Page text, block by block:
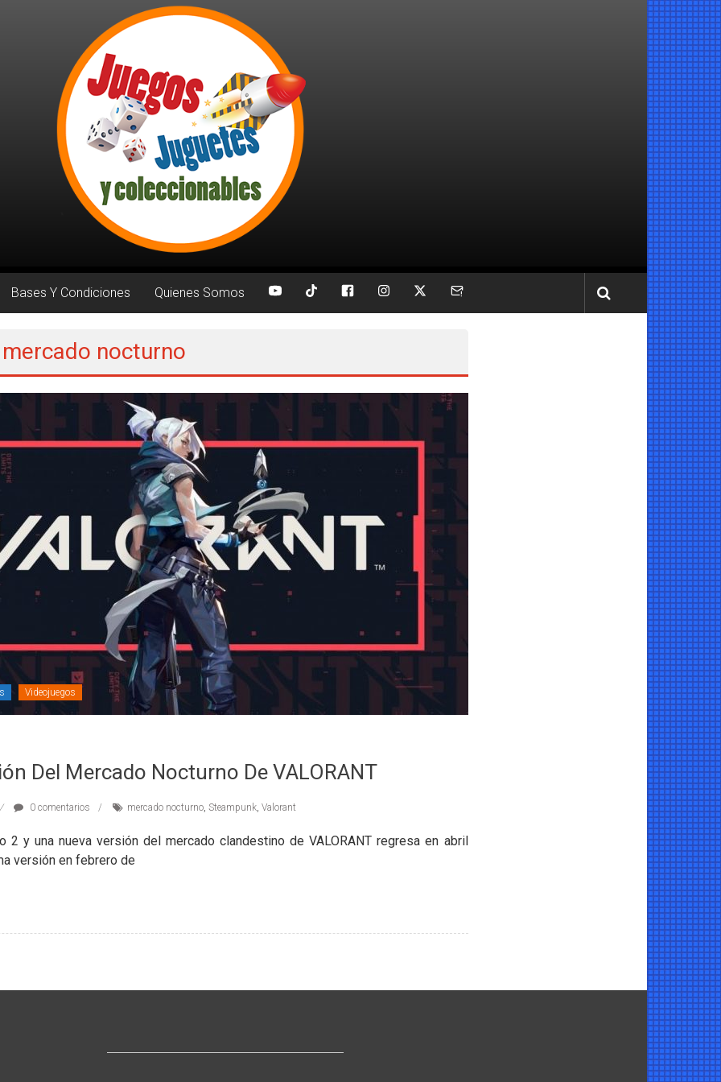
Bases Y Condiciones Quienes Somos
nocturno
Videojuegos
Del Mercado Nocturno De VALORANT
0 comentarios mercado nocturno, Steampunk, Valorant
2 y una nueva versión del mercado clandestino de VALORANT regresa en abril
versión en febrero de